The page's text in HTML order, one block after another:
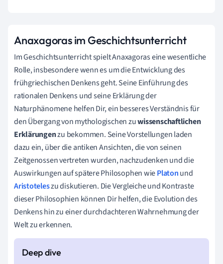
Anaxagoras im Geschichtsunterricht
Im Geschichtsunterricht spielt Anaxagoras eine wesentliche
Rolle, insbesondere wenn es um die Entwicklung des
frühgriechischen Denkens geht. Seine Einführung des
rationalen Denkens und seine Erklärung der
Naturphänomene helfen Dir, ein besseres Verständnis für
den Übergang von mythologischen zuwissenschaftlichen
Erklärungenzu bekommen. Seine Vorstellungen laden
dazu ein, über die antiken Ansichten, die von seinen
Zeitgenossen vertreten wurden, nachzudenken und die
Auswirkungen auf spätere Philosophen wiePlatonund
Aristoteleszu diskutieren. Die Vergleiche und Kontraste
dieser Philosophien können Dir helfen, die Evolution des
Denkens hin zu einer durchdachteren Wahrnehmung der
Welt zu erkennen.